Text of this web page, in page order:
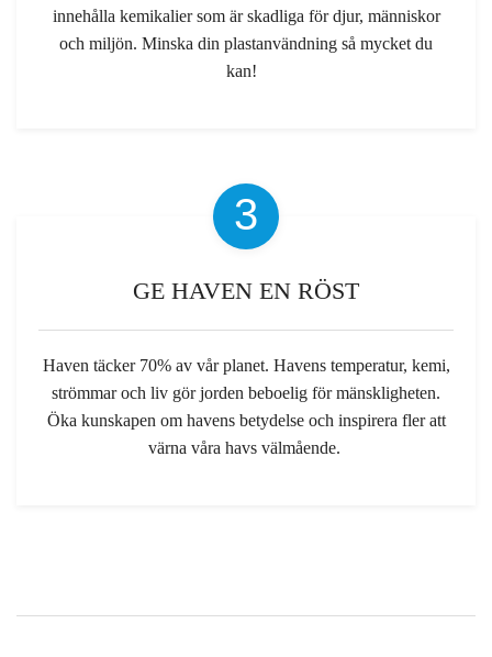
innehålla kemikalier som är skadliga fördjur, människor
och miljön. Minska din plastanvändning så mycket du
kan!
3
GE HAVEN EN RÖST
Haven täcker 70%av vår planet. Havens temperatur, kemi,
strömmar och liv gör jorden beboelig förmänskligheten.
Öka kunskapen om havens betydelse och inspirera fler att
värna våra havs välmående.